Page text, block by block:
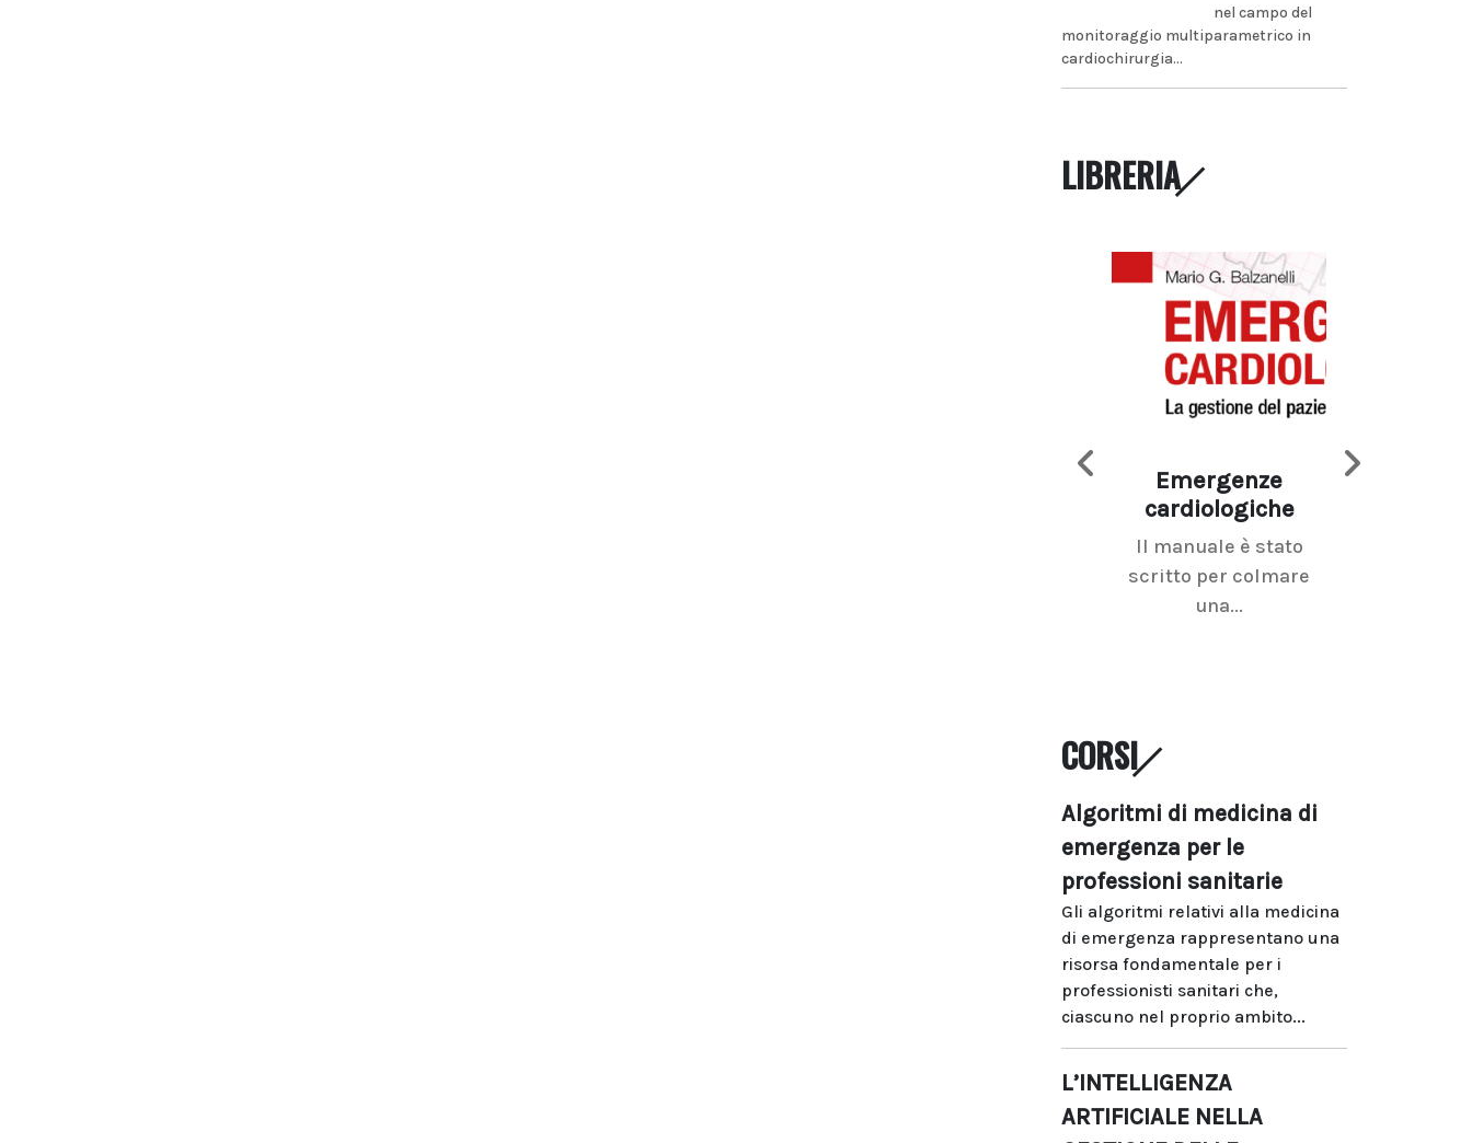
nel campo del
monitoraggio multiparametrico in
cardiochirurgia...
LIBRERIA
Emergenze
cardiologiche
Il manuale è stato
scritto per colmare
una...
CORSI
Algoritmi di medicina di
emergenza per le
professioni sanitarie
Gli algoritmi relativi alla medicina
di emergenza rappresentano una
risorsa fondamentale per i
professionisti sanitari che,
ciascuno nel proprio ambito...
L’INTELLIGENZA
ARTIFICIALE NELLA